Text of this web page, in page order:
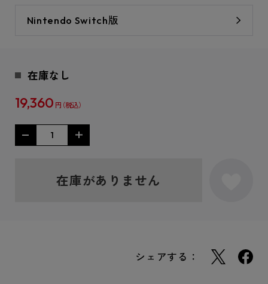
Nintendo Switch版
在庫なし
19,360 円
在庫がありません
シェアする：